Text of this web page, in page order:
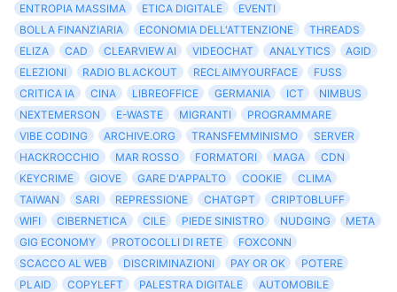
ENTROPIA MASSIMA
ETICA DIGITALE
EVENTI
BOLLA FINANZIARIA
ECONOMIA DELL'ATTENZIONE
THREADS
ELIZA
CAD CLEARVIEW AI VIDEOCHAT ANALYTICS
AGID
ELEZIONI
RADIO BLACKOUT RECLAIMYOURFACE
FUSS
CRITICA IA
CINA LIBREOFFICE GERMANIA ICT
NIMBUS
NEXTEMERSON
E-WASTE MIGRANTI
PROGRAMMARE
VIBE CODING
ARCHIVE.ORG TRANSFEMMINISMO
SERVER
HACKROCCHIO
MAR ROSSO FORMATORI MAGA
CDN
KEYCRIME
GIOVE GARE D'APPALTO COOKIE
CLIMA
TAIWAN
SARI REPRESSIONE CHATGPT
CRIPTOBLUFF
WIFI
CIBERNETICA CILE PIEDE SINISTRO NUDGING
META
GIG ECONOMY
PROTOCOLLI DI RETE
FOXCONN
SCACCO AL WEB
DISCRIMINAZIONI PAY OR OK
POTERE
PLAID
COPYLEFT PALESTRA DIGITALE
AUTOMOBILE